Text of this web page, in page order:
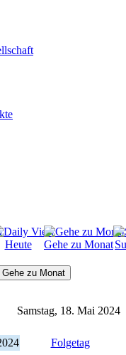
Heute Gehe zu Monat
Gehe zu Monat
Samstag, 18. Mai 2024
Folgetag